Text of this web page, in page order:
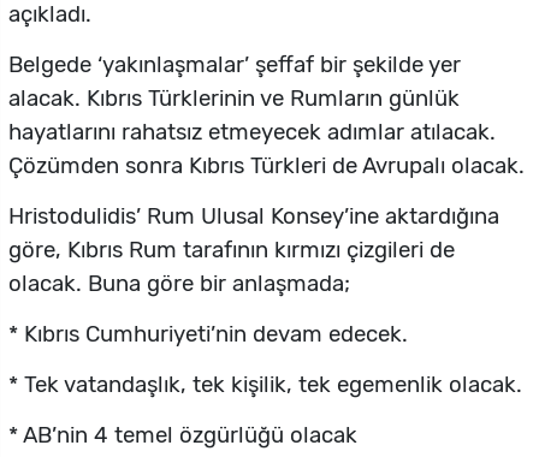
açıkladı.
Belgede ‘yakınlaşmalar’ şeffaf bir şekilde yer
alacak. Kıbrıs Türklerinin ve Rumların günlük
hayatlarını rahatsız etmeyecek adımlar atılacak.
Çözümden sonra Kıbrıs Türkleri de Avrupalı olacak.
Hristodulidis’ Rum Ulusal Konsey’ine aktardığına
göre, Kıbrıs Rum tarafının kırmızı çizgileri de
olacak. Buna göre bir anlaşmada;
* Kıbrıs Cumhuriyeti’nin devam edecek.
* Tek vatandaşlık, tek kişilik, tek egemenlik olacak.
* AB’nin 4 temel özgürlüğü olacak